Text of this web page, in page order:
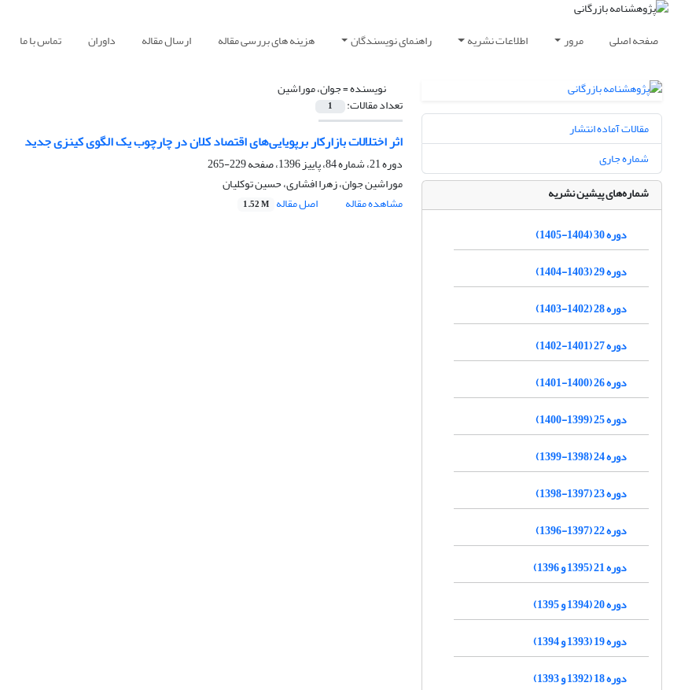
صفحه اصلی مرور اطلاعات نشریه راهنمای نویسندگان هزینه های بررسی مقاله ارسال مقاله داوران تماس با ما
نویسنده =جوان، موراشین
تعداد مقالات: 1
اثر اختلالات بازارکار برپویایی‌های اقتصاد کلان در چارچوب یک الگوی کینزی جدید
دوره 21، شماره 84، پاییز 1396، صفحه
229-265
موراشین جوان، زهرا افشاری، حسین توکلیان
مشاهده مقاله
اصل مقاله 1.52 M
مقالات آماده انتشار
شماره جاری
شماره‌های پیشین نشریه
دوره 30 (1404-1405)
دوره 29 (1403-1404)
دوره 28 (1402-1403)
دوره 27 (1401-1402)
دوره 26 (1400-1401)
دوره 25 (1399-1400)
دوره 24 (1398-1399)
دوره 23 (1397-1398)
دوره 22 (1397-1396)
دوره 21 (1395 و 1396)
دوره 20 (1394 و 1395)
دوره 19 (1393 و 1394)
دوره 18 (1392 و 1393)